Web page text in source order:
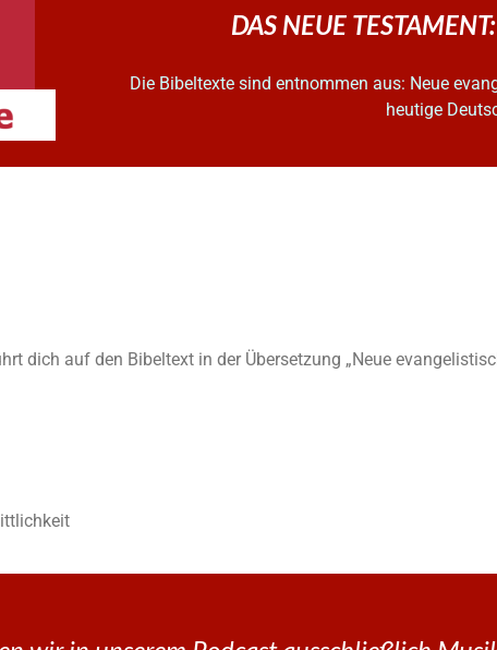
DAS NEUE
Die Bibeltexte sind entnommen aus: Neue
heutige
dich auf den Bibeltext in der Übersetzung „Neue